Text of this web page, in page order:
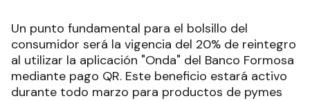
Un punto fundamental para el bolsillo del
consumidor será la vigencia del 20% de reintegro
al utilizar la aplicación "Onda" del Banco Formosa
mediante pago QR. Este beneficio estará activo
durante todo marzo para productos de pymes